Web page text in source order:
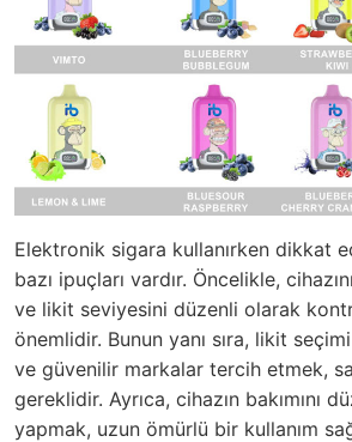
Elektronik sigara kullanırken dikkat
bazı ipuçları vardır. Öncelikle,
ve likit seviyesini düzenli olarak
önemlidir. Bunun yanı sıra, likit
ve güvenilir markalar tercih etmek,
gereklidir. Ayrıca, cihazın bakımını
yapmak, uzun ömürlü bir kullanım